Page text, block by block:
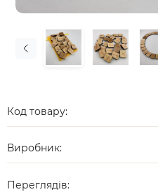
Код товару:
Виробник:
Переглядів: